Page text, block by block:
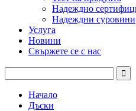
Надеждно
Надеждни суровини
Услуга
Новини
Свържете се с нас
Начало
Дъски